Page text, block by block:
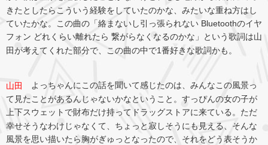
きたとしたらこういう経験をしていたのかな、みたいな重ね方はし
ていたかな。この曲の「絡まないし引っ張られない Bluetoothのイヤ
フォン どれくらい離れたら 繋がらなくなるのかな」という歌詞は山
田が考えてくれた部分で、この曲の中で1番好きな歌詞かも。
山田
よっちゃんにこの話を聞いて感じたのは、みんなこの風景っ
て見たことがあるんじゃないかなということ。すっぴんの女の子が
上下スウェットで財布だけ持ってドラッグストアに来ている。ただ
幸せそうなわけじゃなくて、ちょっと寂しそうにも見える、そんな
風景を思い描いたら胸がぎゅっとなったので、それをどう表そうか